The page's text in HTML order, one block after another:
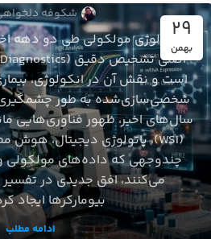
29
بهمن
شکوفه
پاتولوژی مولکولی طی دو دهه
است و نقش آن در انکولوژی،
شخصی‌سازی‌شده به ‌طور
چندوجهی که داده‌های مولکولی
می‌کنند، افق جدیدی در
بیومارکرها ایجاد
ادامه مطلب
میکروسکوپ
میکروسکوپ ماکرو زوم
معرفی MVX10
شکوفه
در بسیاری از پژوهش‌های
کلی تا سطح سلولی اهمیت بسزایی
مدل‌های جانوری، بافت‌های زنده
می‌کنند، به ابزاری نیاز دارند که
ساختار کلی نمونه را ارائه دهد
بزرگنمایی بالا برای مشاهده